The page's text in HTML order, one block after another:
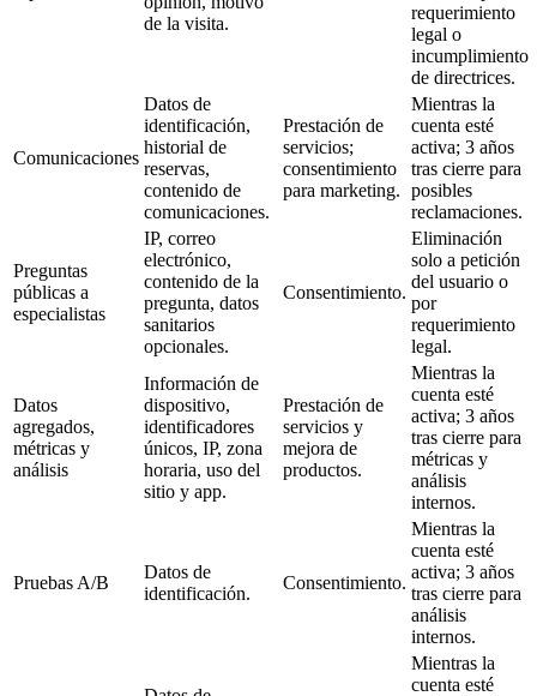
de la visita.
requerimiento
legal o
incumplimiento
de directrices.
Comunicaciones
Datos de
identificación,
historial de
reservas,
contenido de
comunicaciones.
Prestación de
servicios;
consentimiento
para marketing.
Mientras la
cuenta esté
activa; 3 años
tras cierre para
posibles
reclamaciones.
Preguntas
públicas a
especialistas
IP, correo
electrónico,
contenido de la
pregunta, datos
sanitarios
opcionales.
Consentimiento.
Eliminación
solo a petición
del usuario o
por
requerimiento
legal.
Datos
agregados,
métricas y
análisis
Información de
dispositivo,
identificadores
únicos, IP, zona
horaria, uso del
sitio y app.
Prestación de
servicios y
mejora de
productos.
Mientras la
cuenta esté
activa; 3 años
tras cierre para
métricas y
análisis
internos.
Pruebas A/B
Datos de
identificación.
Consentimiento.
Mientras la
cuenta esté
activa; 3 años
tras cierre para
análisis
internos.
Mientras la
cuenta esté